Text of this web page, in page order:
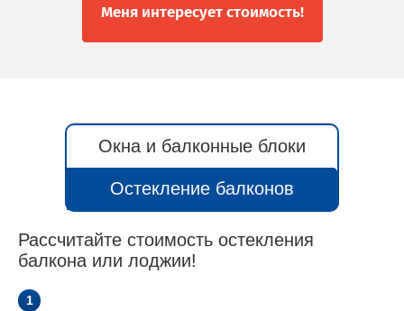
Меня интересует стоимость!
Окна и балконные блоки
Остекление балконов
Рассчитайте стоимость остекления
балкона или лоджии!
1